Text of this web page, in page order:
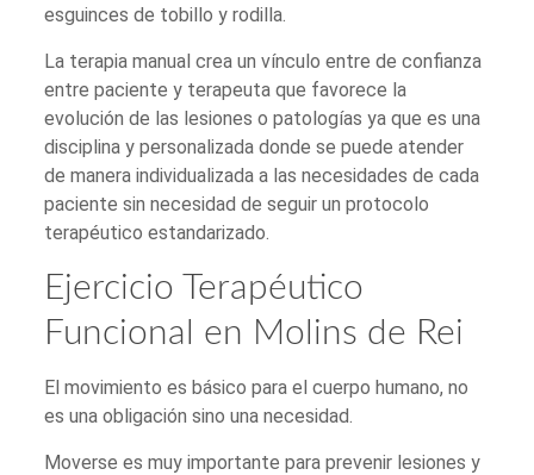
esguinces de tobillo y rodilla.
La terapia manual crea un vínculo entre de confianza
entre paciente y terapeuta que favorece la
evolución de las lesiones o patologías ya que es una
disciplina y personalizada donde se puede atender
de manera individualizada a las necesidades de cada
paciente sin necesidad de seguir un protocolo
terapéutico estandarizado.
Ejercicio Terapéutico
Funcional en Molins de Rei
El movimiento es básico para el cuerpo humano, no
es una obligación sino una necesidad.
Moverse es muy importante para prevenir lesiones y